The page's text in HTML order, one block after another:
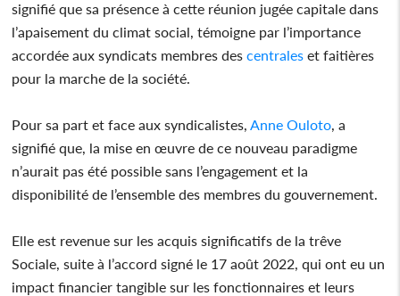
signifié que sa présence à cette réunion jugée capitale dans
l’apaisement du climat social, témoigne par l’importance
accordée aux syndicats membres descentrales et faitières
pour la marche de la société.
Pour sa part et face aux syndicalistes, Anne Ouloto , a
signifié que, la mise en œuvre de ce nouveau paradigme
n’aurait pas été possible sans l’engagement et la
disponibilité de l’ensemble des membres du gouvernement.
Elle est revenue sur les acquis significatifs de la trêve
Sociale, suite à l’accord signé le 17 août 2022, qui ont eu un
impact financier tangible sur les fonctionnaires et leurs